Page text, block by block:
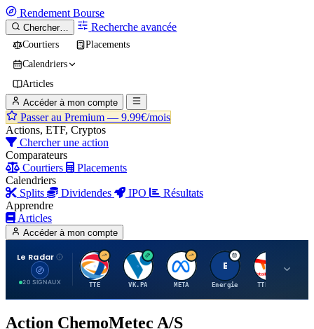
Rendement Bourse
Chercher… Recherche avancée
Courtiers
Placements
Calendriers
Articles
Accéder à mon compte
Passer au Premium — 9.99€/mois
Actions, ETF, Cryptos
Chercher une action
Comparateurs
Courtiers
Placements
Calendriers
Splits
Dividendes IPO
Résultats
Apprendre
Articles
Accéder à mon compte
Le Radar
20 SIGNAUX
T
TTE
V
VK.PA
M
META
E
Energie
T
TTE.PA
Action ChemoMetec A/S